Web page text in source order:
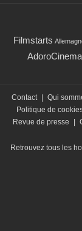
Filmstarts
AdoroCinema
Contact Qui
Politique de
Revue de presse
Retrouvez tous les